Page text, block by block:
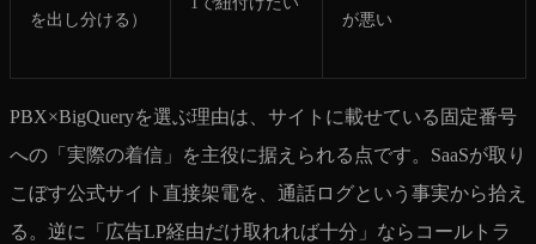
を出し分ける）
が悪い
PBX×BigQueryを選ぶ理由は、サイトに載せている固定番号
への「実際の着信」を主役に据えられる点です。SaaSが取り
こぼす公式サイト直接架電を、通話ログという事実から拾え
る。逆に「広告LP経由だけ取れれば十分」ならコールトラ